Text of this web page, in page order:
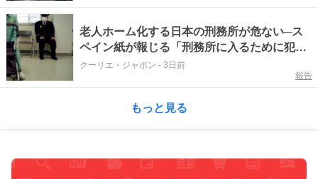
老人ホーム化する日本の刑務所が危ない─ス
ペイン紙が報じる「刑務所に入るために犯罪
を犯す高齢者たち」
クーリエ・ジャポン - 3日前
報告
もっと見る